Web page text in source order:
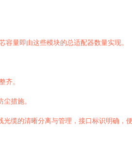
容量即由这些模块的总适配器数量实现。
齐。
措施。
光缆的清晰分离与管理，接口标识明确，